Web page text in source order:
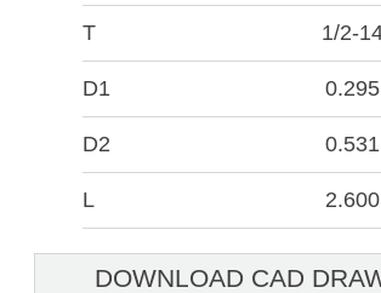
T 1/2-
D1 0.295
D2 0.531
L 2.600
DOWNLOAD CAD